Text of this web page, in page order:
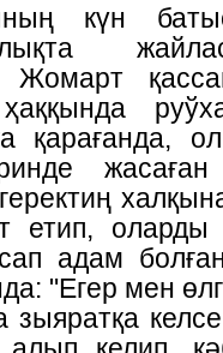
Жомарт
қарағанда,
етип,
адам
"Егер мен